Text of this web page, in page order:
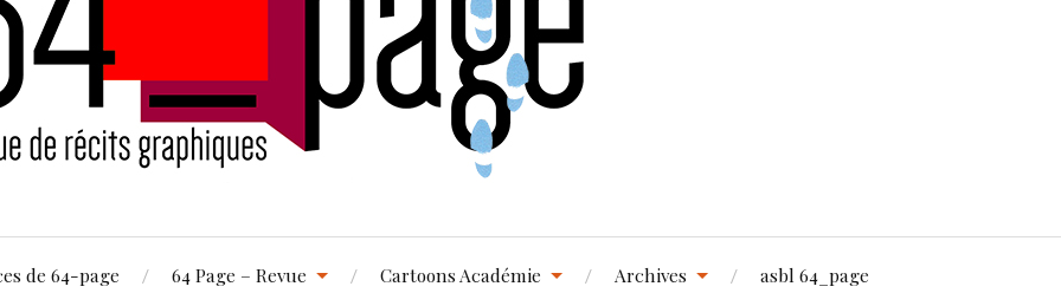
de 64-page 64 Page – Revue Cartoons Académie Archives asbl 64_page